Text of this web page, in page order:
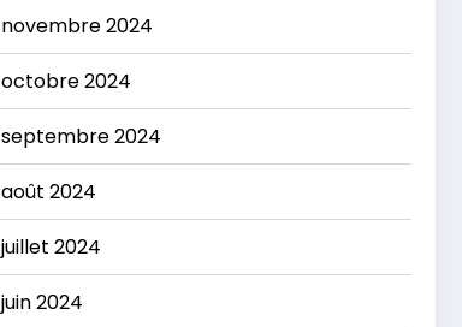
novembre 2024
octobre 2024
septembre 2024
août 2024
juillet 2024
juin 2024